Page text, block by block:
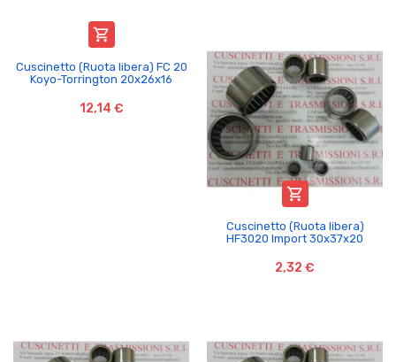

Cuscinetto (Ruota libera) FC 20
Koyo-Torrington 20x26x16
12,14 €

Cuscinetto (Ruota libera)
HF3020 Import 30x37x20
2,32 €